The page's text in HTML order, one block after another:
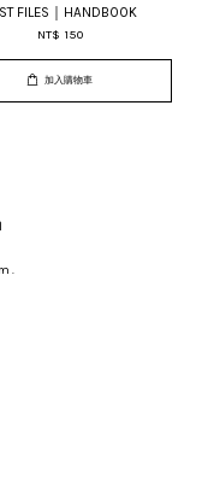
FILES｜HANDBOOK
NT$ 150
加入購物車
.